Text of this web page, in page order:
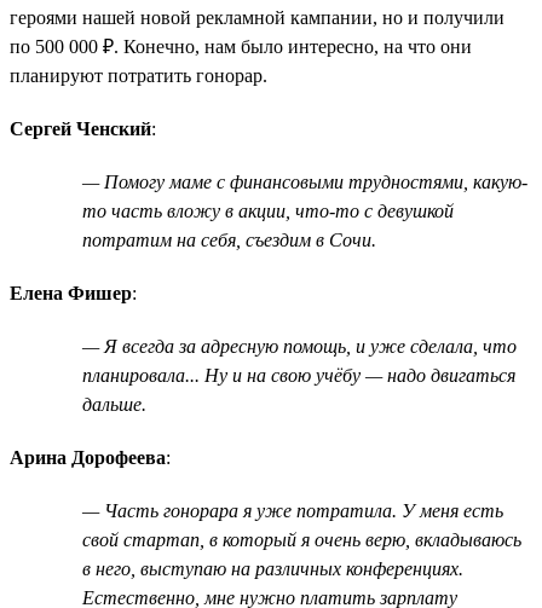
героями нашей новой рекламной кампании, но и получили
по 500 000 ₽. Конечно, нам было интересно, на что они
планируют потратить гонорар.
Сергей Ченский:
— Помогу маме с финансовыми трудностями, какую-
то часть вложу в акции, что-то с девушкой
потратим на себя, съездим в Сочи.
Елена Фишер:
— Я всегда за адресную помощь, и уже сделала, что
планировала... Ну и на свою учёбу — надо двигаться
дальше.
Арина Дорофеева:
— Часть гонорара я уже потратила. У меня есть
свой стартап, в который я очень верю, вкладываюсь
в него, выступаю на различных конференциях.
Естественно, мне нужно платить зарплату